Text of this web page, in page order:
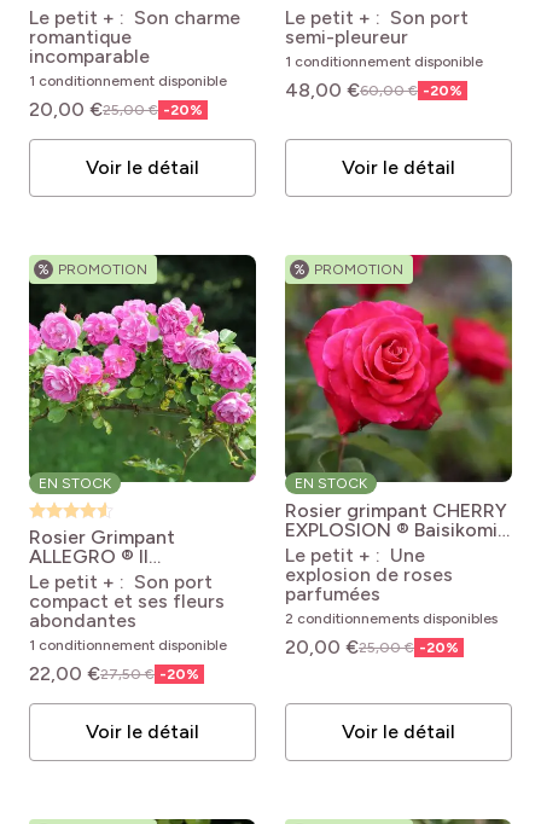
L'intérieur
Meisselpier Rosa
'Meisselpier' SOPHIA
ROMANTICA®
Le petit + : Son charme
romantique
incomparable
1 conditionnement disponible
20,00 €25,00 € -20%
Voir le détail
® Meiswetdom Rosa
Sweet DRIFT ®
Meiswetdom
Le petit + : Son port
semi-pleureur
1 conditionnement disponible
48,00 €60,00 € -20%
Voir le détail
% PROMOTION
EN STOCK
Rosier Grimpant
ALLEGRO ® II
Meileodevin Rosa Allegro
® 'Meileodevin'
Le petit + : Son port
compact et ses fleurs
abondantes
1 conditionnement disponible
22,00 €27,50 € -20%
Voir le détail
% PROMOTION
EN STOCK
Rosier grimpant CHERRY
EXPLOSION ® Baisikomik
Rosa 'Baisikomik'
CHERRY EXPLOSION®
Le petit + : Une
explosion de roses
parfumées
2 conditionnements disponibles
20,00 €25,00 € -20%
Voir le détail